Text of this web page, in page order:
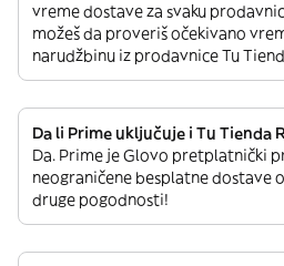
vreme dostave za svaku
možeš da proveriš očekivano
narudžbinu iz prodavnice Tu
Da li Prime uključuje i Tu Tienda
Da. Prime je Glovo pretplatnički
neograničene besplatne dostave
druge pogodnosti!